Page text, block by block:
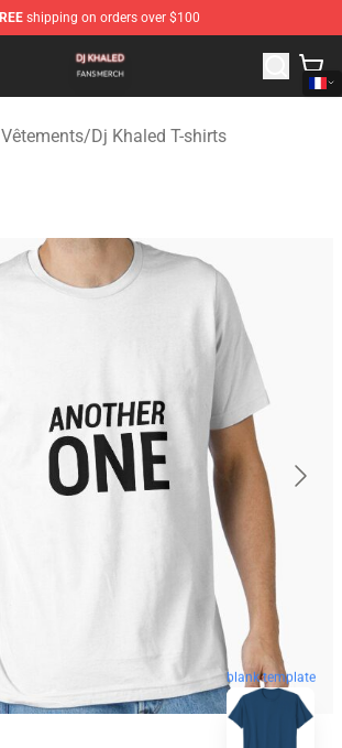
shipping on orders over $100
- Official Dj Khaled Merchandise Store
/Dj Khaled T-shirts
blank template